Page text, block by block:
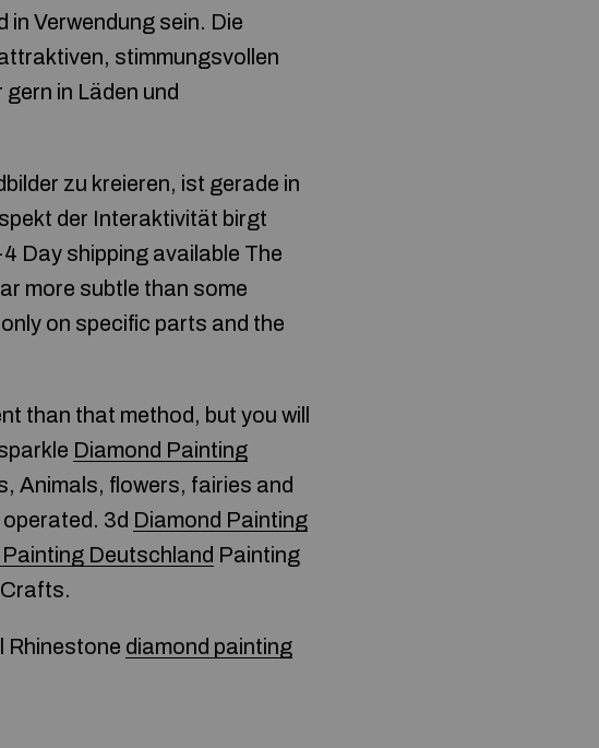
in Verwendung sein. Die
stimmungsvollen
in Läden und
zu kreieren, ist gerade in
der Interaktivität birgt
Day shipping available The
more subtle than some
on specific parts and the
than that method, but you will
Diamond Painting
Animals, flowers, fairies and
3d Diamond Painting
Deutschland Painting
Rhinestone diamond painting